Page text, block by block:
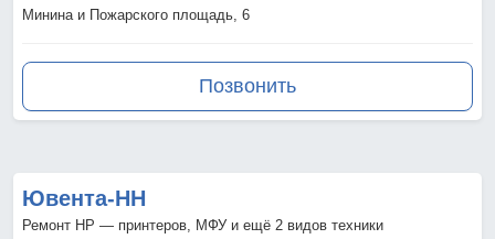
Минина и Пожарского площадь, 6
Позвонить
Ювента-НН
Ремонт HP — принтеров, МФУ и ещё 2 видов техники